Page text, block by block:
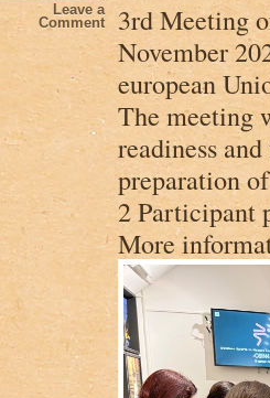
Leave a
Comment
3rd Meeting
November
european
The meeting
readiness
preparation
2 Participant
More